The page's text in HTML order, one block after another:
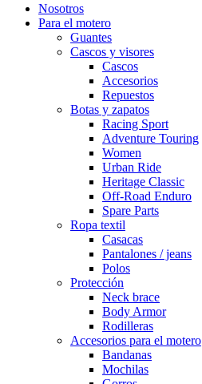
Nosotros
Para el motero
Guantes
Cascos y visores
Cascos
Accesorios
Repuestos
Botas y zapatos
Racing Sport
Adventure Touring
Women
Urban Ride
Heritage Classic
Off-Road Enduro
Spare Parts
Ropa textil
Casacas
Pantalones / jeans
Polos
Protección
Neck brace
Body Armor
Rodilleras
Accesorios para el motero
Bandanas
Mochilas